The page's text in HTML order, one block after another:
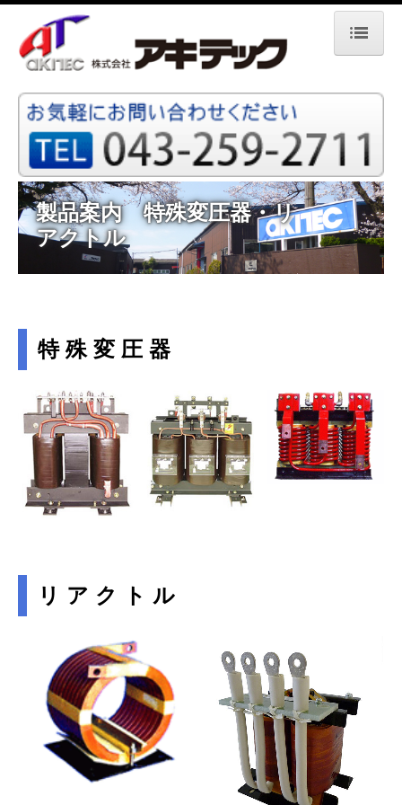
ホーム
会社案内
事業案内
製品紹介
製品案内 標準変圧器（トランス）
求人案内
お問合せ
製品案内　特殊変圧器・リ
アクトル
特 殊 変 圧 器
リ ア ク ト ル